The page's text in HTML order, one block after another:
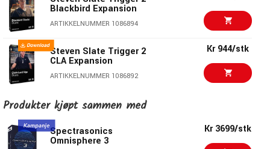
Blackbird Expansion
ARTIKKELNUMMER 1086894
Steven Slate Trigger 2
CLA Expansion
ARTIKKELNUMMER 1086892
Kr 944/stk
Steven Slate Trigger 2
Deluxe Expansion
ARTIKKELNUMMER 1093454
Produkter kjøpt sammen med
Spectrasonics
Omnisphere 3
Kr 3699/stk